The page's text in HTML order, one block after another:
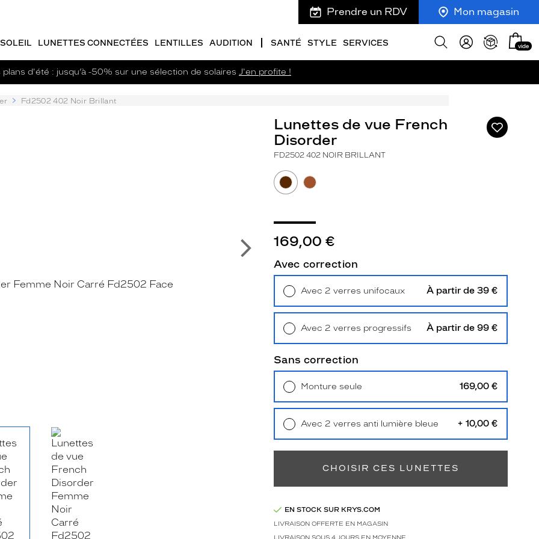
Prendre un RDV Mon magasin
LUNETTES CONNECTÉES LENTILLES AUDITION SANTÉ STYLE SERVICES
Afficher
Mon
panier
vide
plans d'été : jusqu’à -50% sur une sélection de solaires J'en profite !
Fd2502 402 Noir Brillant
Ajouter
à
Suivant
Lunettes de vue French
Disorder
FD2502 402 NOIR BRILLANT
169,00 €
Avec correction
Avec 2 verres unifocaux À partir de 39 €
Avec 2 verres progressifs À partir de 99 €
Sans correction
Monture seule 169,00 €
Retrait en magasin Offert
Avec 2 verres anti lumière bleue + 10,00 €
CHOISIR CES LUNETTES
EN STOCK SUR KRYS.COM
LIVRAISON OFFERTE EN MAGASIN